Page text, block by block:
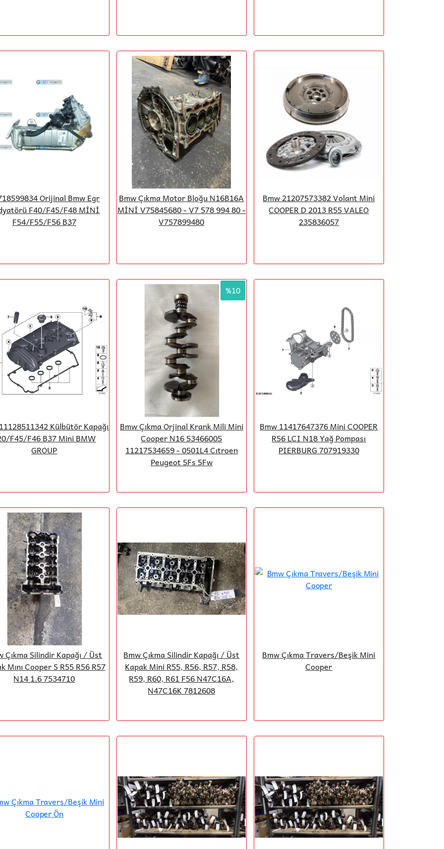
Orijinal Bmw Egr
F40/F45/F48 MİNİ
F54/F55/F56 B37
Bmw Çıkma Motor Bloğu N16B16A
MİNİ V75845680 - V7 578 994 80 -
V757899480
Bmw 21207573382 Volant Mini
COOPER D 2013 R55 VALEO
235836057
Külbütör Kapağı
F45/F46 B37 Mini BMW
GROUP
%10
Bmw Çıkma Orjinal Krank Mili Mini
Cooper N16 53466005
11217534659 - 0501L4 Cıtroen
Peugeot 5Fs 5Fw
Bmw 11417647376 Mini COOPER
R56 LCI N18 Yağ Pompası
PIERBURG 707919330
Çıkma Silindir Kapağı / Üst
Mını Cooper S R55 R56 R57
N14 1.6 7534710
Bmw Çıkma Silindir Kapağı / Üst
Kapak Mini R55, R56, R57, R58,
R59, R60, R61 F56 N47C16A,
N47C16K 7812608
Bmw Çıkma Travers/Beşik Mini
Cooper